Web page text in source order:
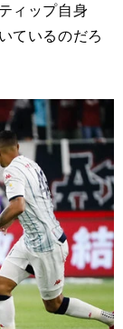
ィップ自身
ているのだろ